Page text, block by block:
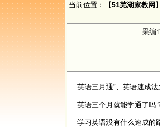
当前位置：【51芜湖家教网
采编:
英语三月通”、英语速成
英语三个月就能学通了吗
学习英语没有什么速成的